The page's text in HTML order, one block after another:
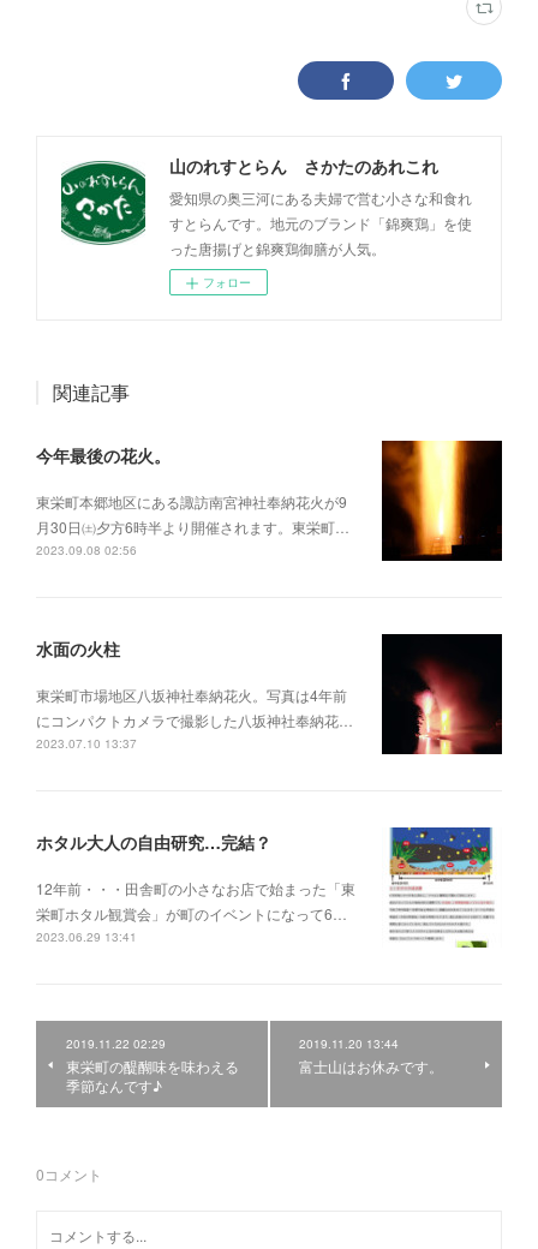
山のれすとらん さかたのあれこれ
愛知県の奥三河にある夫婦で営む小さな和食れ
すとらんです。地元のブランド「錦爽鶏」を使
った唐揚げと錦爽鶏御膳が人気。
フォロー
関連記事
今年最後の花火。
東栄町本郷地区にある諏訪南宮神社奉納花火が9
月30日㈯夕方6時半より開催されます。東栄町…
2023.09.08 02:56
水面の火柱
東栄町市場地区八坂神社奉納花火。写真は4年前
にコンパクトカメラで撮影した八坂神社奉納花…
2023.07.10 13:37
ホタル大人の自由研究…完結？
12年前・・・田舎町の小さなお店で始まった「東
栄町ホタル観賞会」が町のイベントになって6…
2023.06.29 13:41
2019.11.22 02:29
東栄町の醍醐味を味わえる
季節なんです♪
2019.11.20 13:44
富士山はお休みです。
0コメント